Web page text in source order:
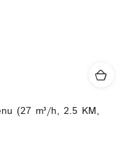
(27 m³/h, 2.5 KM,